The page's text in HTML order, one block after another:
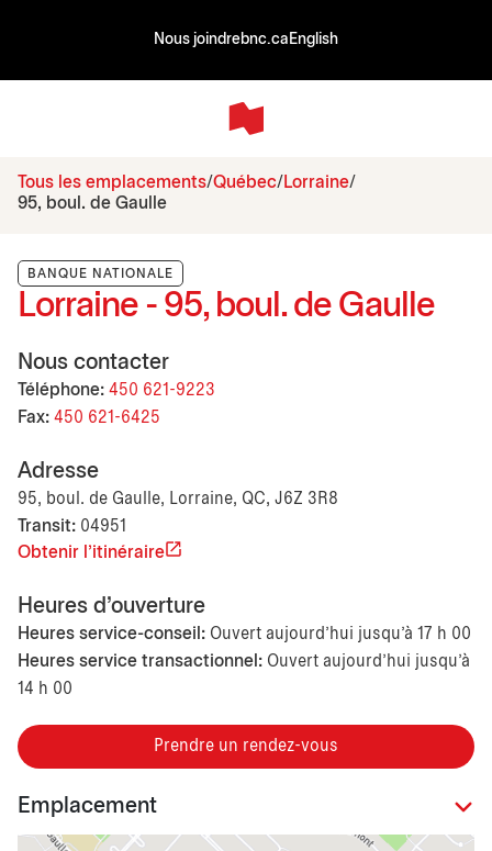
Nous joindrebnc.ca English
Tous les emplacements Québec
Lorraine
95, boul. de Gaulle
BANQUE NATIONALE
Lorraine - 95, boul. de Gaulle
Nous contacter
Téléphone: 450 621-9223
Fax: 450 621-6425
Adresse
95, boul. de Gaulle, Lorraine, QC, J6Z 3R8
Transit: 04951
Obtenir l'itinéraire
Heures d'ouverture
Heures service-conseil: Ouvert aujourd’hui jusqu'à 17 h 00
Heures service transactionnel: Ouvert aujourd’hui jusqu'à
14 h 00
Prendre un rendez-vous
Emplacement